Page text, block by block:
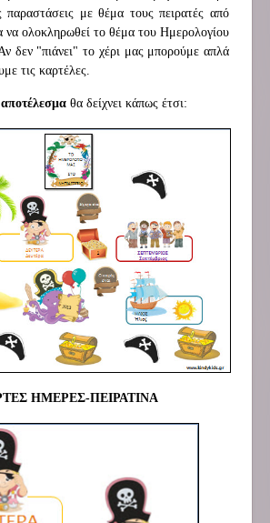
παραστάσεις με θέμα τους πειρατές από
να ολοκληρωθεί το θέμα του Ημερολογίου
δεν "πιάνει" το χέρι μας μπορούμε απλά
τις καρτέλες.
αποτέλεσμα θα δείχνει κάπως έτσι:
ΗΜΕΡΕΣ-ΠΕΙΡΑΤΙΝΑ